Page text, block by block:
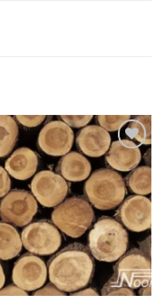
Toevoegen
aan
verlanglijst